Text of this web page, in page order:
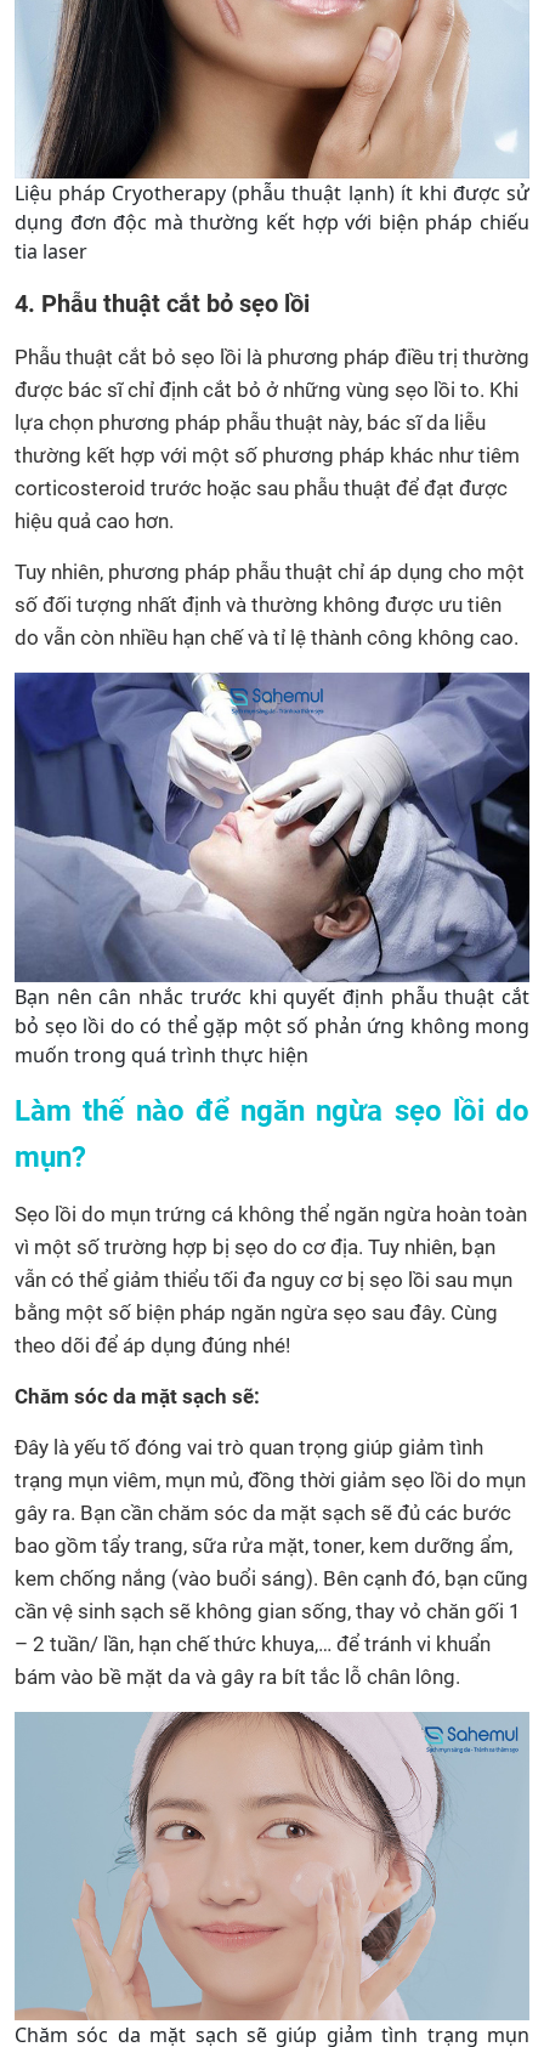
Liệu pháp Cryotherapy (phẫu thuật lạnh) ít khi được sử
dụng đơn độc mà thường kết hợp với biện pháp chiếu
tia laser
4. Phẫu thuật cắt bỏ sẹo lồi
Phẫu thuật cắt bỏ sẹo lồi là phương pháp điều trị thường
được bác sĩ chỉ định cắt bỏ ở những vùng sẹo lồi to. Khi
lựa chọn phương pháp phẫu thuật này, bác sĩ da liễu
thường kết hợp với một số phương pháp khác như tiêm
corticosteroid trước hoặc sau phẫu thuật để đạt được
hiệu quả cao hơn.
Tuy nhiên, phương pháp phẫu thuật chỉ áp dụng cho một
số đối tượng nhất định và thường không được ưu tiên
do vẫn còn nhiều hạn chế và tỉ lệ thành công không cao.
Bạn nên cân nhắc trước khi quyết định phẫu thuật cắt
bỏ sẹo lồi do có thể gặp một số phản ứng không mong
muốn trong quá trình thực hiện
Làm thế nào để ngăn ngừa sẹo lồi do
mụn?
Sẹo lồi do mụn trứng cá không thể ngăn ngừa hoàn toàn
vì một số trường hợp bị sẹo do cơ địa. Tuy nhiên, bạn
vẫn có thể giảm thiểu tối đa nguy cơ bị sẹo lồi sau mụn
bằng một số biện pháp ngăn ngừa sẹo sau đây. Cùng
theo dõi để áp dụng đúng nhé!
Chăm sóc da mặt sạch sẽ:
Đây là yếu tố đóng vai trò quan trọng giúp giảm tình
trạng mụn viêm, mụn mủ, đồng thời giảm sẹo lồi do mụn
gây ra. Bạn cần chăm sóc da mặt sạch sẽ đủ các bước
bao gồm tẩy trang, sữa rửa mặt, toner, kem dưỡng ẩm,
kem chống nắng (vào buổi sáng). Bên cạnh đó, bạn cũng
cần vệ sinh sạch sẽ không gian sống, thay vỏ chăn gối 1
– 2 tuần/ lần, hạn chế thức khuya,… để tránh vi khuẩn
bám vào bề mặt da và gây ra bít tắc lỗ chân lông.
Chăm sóc da mặt sạch sẽ giúp giảm tình trạng mụn